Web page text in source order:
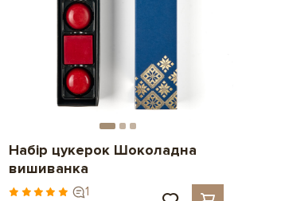
Набір цукерок Шоколадна
вишиванка
1